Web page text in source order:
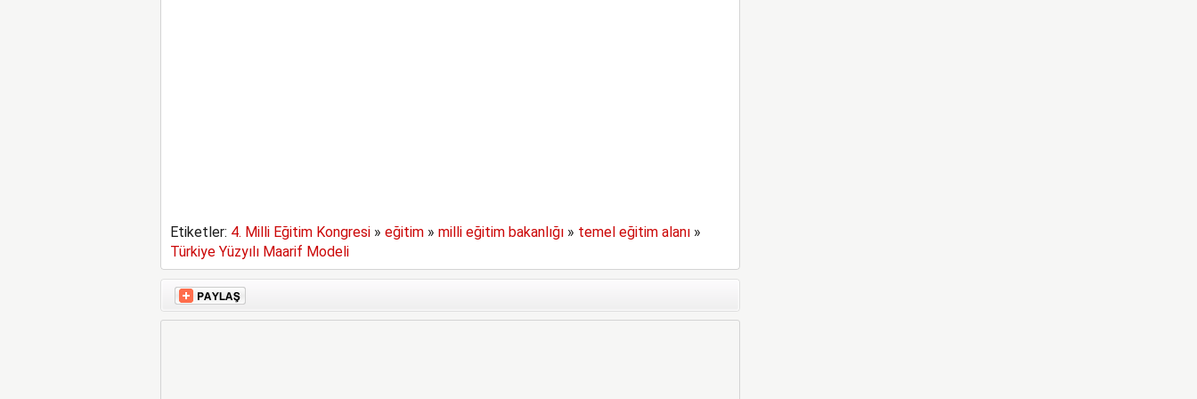
Etiketler: 4. Milli Eğitim Kongresi» eğitim» milli eğitim bakanlığı» temel eğitim alanı»
Türkiye Yüzyılı Maarif Modeli